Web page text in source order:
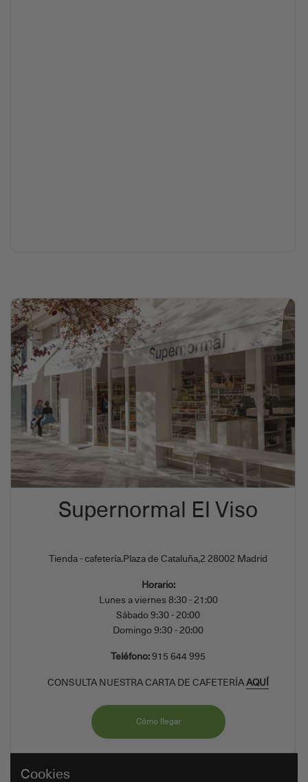
Supernormal El Viso
Tienda - cafetería.Plaza de Cataluña,2 28002 Madrid
Horario:
Lunes a viernes 8:30 - 21:00
Sábado 9:30 - 20:00
Domingo 9:30 - 20:00
Teléfono: 915 644 995
CONSULTA NUESTRA CARTA DE CAFETERÍA AQUÍ
Cómo llegar
Cookies